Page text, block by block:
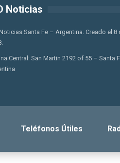
Noticias
Santa Fe – Argentina. Creado el
Central: San Martin 2192 of 55 – Santa
Teléfonos Útiles